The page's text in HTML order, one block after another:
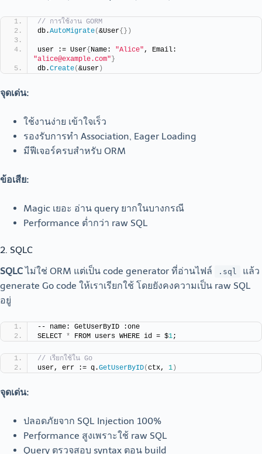
// การใช้งาน GORM
db.AutoMigrate(&User{})
user := User{Name: "Alice"
"alice@example.com"}
db.Create(&user)
จุดเด่น:
ใช้งานง่าย เข้าใจเร็ว
รองรับการทำ Association, Eager Loading
มีฟีเจอร์ครบสำหรับ ORM
ข้อเสีย:
Magic เยอะ อ่าน query ยากในบางกรณี
Performance ต่ำกว่า raw SQL
2. SQLC
SQLCไม่ใช่ ORM แต่เป็น code generator ที่อ่านไฟล์ .sql
แล้ว
generate Go code ให้เราเรียกใช้ โดยยังคงความเป็น raw SQL
อยู่
-- name: GetUserByID :one
SELECT * FROM users WHERE id = $1;
// เรียกใช้ใน Go
user, err := q.GetUserByID(ctx, 1 )
จุดเด่น:
ปลอดภัยจาก SQL Injection 100%
Performance สูงเพราะใช้ raw SQL
Query ตรวจสอบ syntax ตอน build